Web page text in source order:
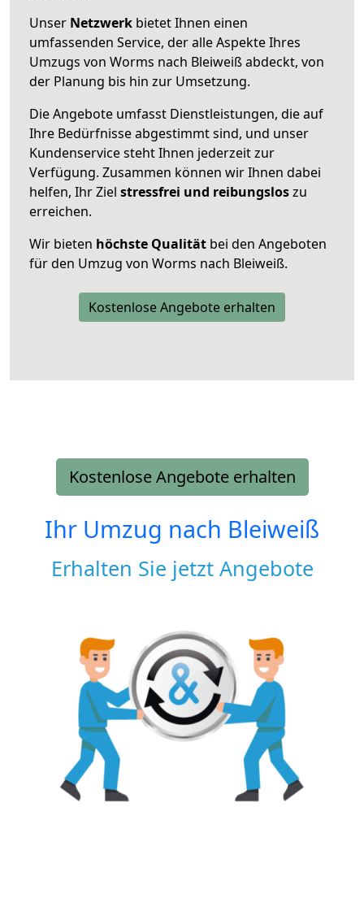
Unser Netzwerk bietet Ihnen einen
umfassenden Service, der alle Aspekte Ihres
Umzugs von Worms nach Bleiweiß abdeckt, von
der Planung bis hin zur Umsetzung.
Die Angebote umfasst Dienstleistungen, die auf
Ihre Bedürfnisse abgestimmt sind, und unser
Kundenservice steht Ihnen jederzeit zur
Verfügung. Zusammen können wir Ihnen dabei
helfen, Ihr Ziel stressfrei und reibungsloszu
erreichen.
Wir bieten höchste Qualität bei den Angeboten
für den Umzug von Worms nach Bleiweiß.
Kostenlose Angebote erhalten
Kostenlose Angebote erhalten
Ihr Umzug nach Bleiweiß
Erhalten Sie jetzt Angebote